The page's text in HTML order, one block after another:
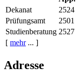
Dekanat
2524
Prüfungsamt
2501
Studienberatung 2527
[ mehr... ]
Adresse